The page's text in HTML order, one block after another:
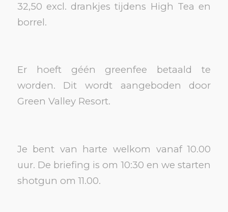
32,50 excl. drankjes tijdens High Tea en
borrel.
Er hoeft géén greenfee betaald te
worden. Dit wordt aangeboden door
Green Valley Resort.
Je bent van harte welkom vanaf 10.00
uur. De briefing is om 10:30 en we starten
shotgun om 11.00.